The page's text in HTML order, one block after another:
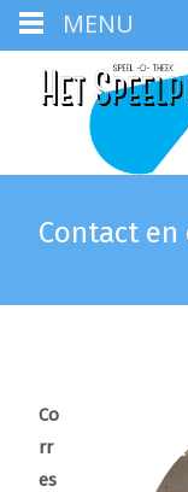
Contact
Co
rr
es
MENU